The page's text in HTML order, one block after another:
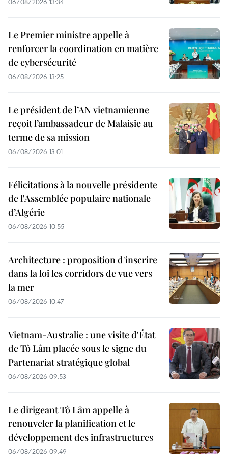
Le Premier ministre appelle à
renforcer la coordination en matière
de cybersécurité
06/08/2026 13:25
Le président de l’AN vietnamienne
reçoit l’ambassadeur de Malaisie au
terme de sa mission
06/08/2026 13:01
Félicitations à la nouvelle présidente
de l'Assemblée populaire nationale
d’Algérie
06/08/2026 10:55
Architecture : proposition d'inscrire
dans la loi les corridors de vue vers
la mer
06/08/2026 10:47
Vietnam-Australie : une visite d'État
de Tô Lâm placée sous le signe du
Partenariat stratégique global
06/08/2026 09:53
Le dirigeant Tô Lâm appelle à
renouveler la planification et le
développement des infrastructures
06/08/2026 09:49